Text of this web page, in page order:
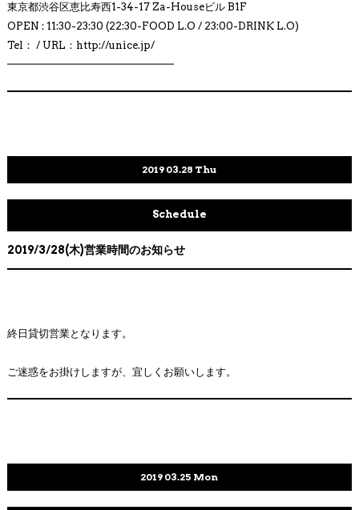
東京都渋谷区恵比寿西1-34-17 Za-Houseビル B1F
OPEN : 11:30-23:30 (22:30-FOOD L.O / 23:00-DRINK L.O)
Tel： / URL：http://unice.jp/
━━━━━━━━━━━━━━━━
2019 03.28 Thu
Schedule
2019/3/28(木)営業時間のお知らせ
終日貸切営業となります。
ご迷惑をお掛けしますが、宜しくお願いします。
2019 03.25 Mon